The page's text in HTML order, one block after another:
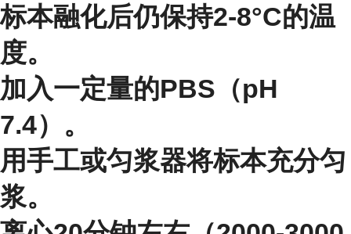
标本融化后仍保持2-8°C的温
度。
加入一定量的PBS（pH
7.4）。
用手工或匀浆器将标本充分匀
浆。